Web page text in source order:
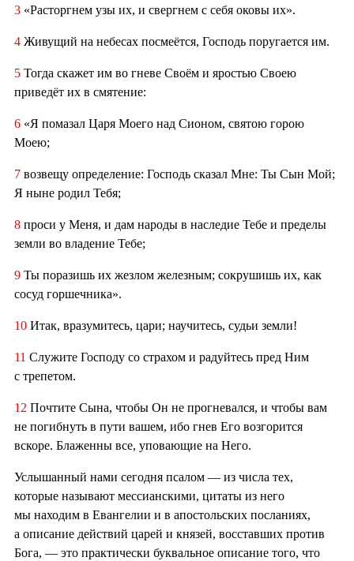
3 «Расторгнем узы их, и свергнем с себя оковы их».
4 Живущий на небесах посмеётся, Господь поругается им.
5 Тогда скажет им во гневе Своём и яростью Своею
приведёт их в смятение:
6 «Я помазал Царя Моего над Сионом, святою горою
Моею;
7 возвещу определение: Господь сказал Мне: Ты Сын Мой;
Я ныне родил Тебя;
8 проси у Меня, и дам народы в наследие Тебе и пределы
земли во владение Тебе;
9 Ты поразишь их жезлом железным; сокрушишь их, как
сосуд горшечника».
10 Итак, вразумитесь, цари; научитесь, судьи земли!
11 Служите Господу со страхом и радуйтесь пред Ним
с трепетом.
12 Почтите Сына, чтобы Он не прогневался, и чтобы вам
не погибнуть в пути вашем, ибо гнев Его возгорится
вскоре. Блаженны все, уповающие на Него.
Услышанный нами сегодня псалом — из числа тех,
которые называют мессианскими, цитаты из него
мы находим в Евангелии и в апостольских посланиях,
а описание действий царей и князей, восставших против
Бога, — это практически буквальное описание того, что